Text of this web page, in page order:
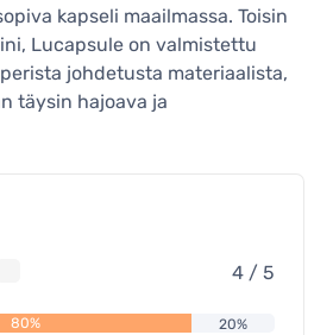
kapseli maailmassa. Toisin
Lucapsule on valmistettu
johdetusta materiaalista,
täysin hajoava ja
4 / 5
80% 20%